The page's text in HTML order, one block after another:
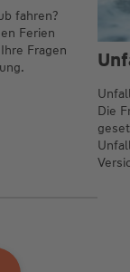
fahren?
Ferien
Fragen
Die